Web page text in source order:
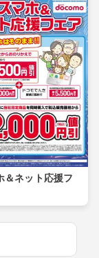
＆ネット応援フ